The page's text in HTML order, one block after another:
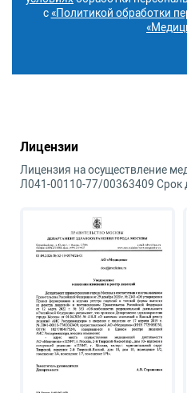
с«Политикой обработки
Лицензии
Лицензия на осуществление
Л041-00110-77/00363409 Срок